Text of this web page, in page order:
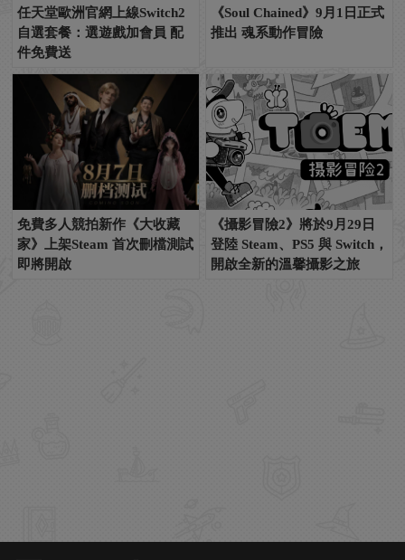
任天堂歐洲官網上線Switch2
自選套餐：選遊戲加會員 配
件免費送
《Soul Chained》9月1日正式
推出 魂系動作冒險
免費多人競拍新作《大收藏
家》上架Steam 首次刪檔測試
即將開啟
《攝影冒險2》將於9月29日
登陸 Steam、PS5 與 Switch，
開啟全新的溫馨攝影之旅